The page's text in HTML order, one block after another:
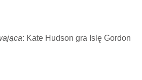
: Kate Hudson gra Islę Gordon